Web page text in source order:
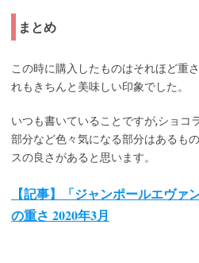
まとめ
この時に購入したものはそれほど重
れもきちんと美味しい印象でした。
いつも書いていることですが,ショコ
部分など色々気になる部分はあるも
スの良さがあると思います。
【記事】「ジャンポールエヴァ
の重さ 2020年3月